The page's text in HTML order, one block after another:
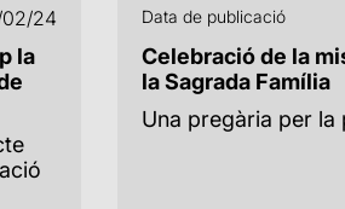
24
la
Data de publicació
Celebració de la
la Sagrada Família
Una pregària per la